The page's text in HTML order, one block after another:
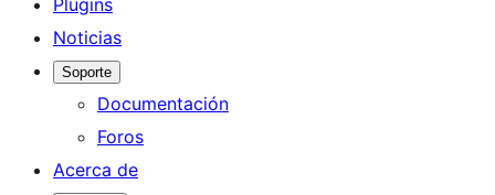
Plugins
Noticias
Soporte
Documentación
Foros
Acerca de